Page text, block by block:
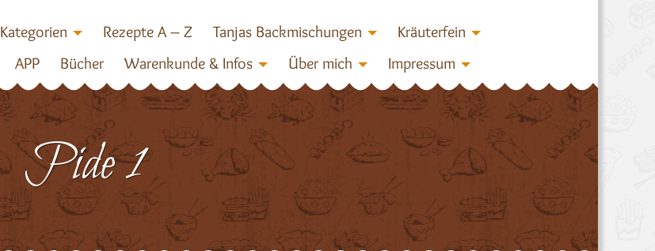
Kategorien Rezepte A – Z Tanjas Backmischungen
Kräuterfein
APP Bücher Warenkunde & Infos Über mich Impressum
Pide 1